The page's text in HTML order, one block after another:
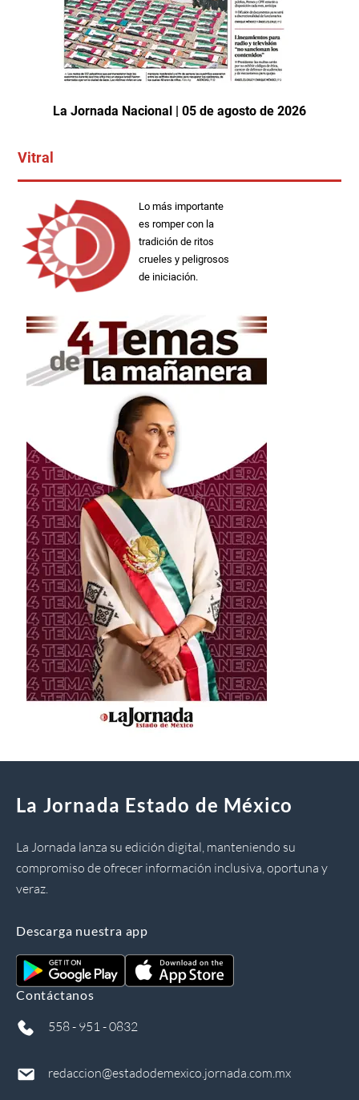
La Jornada Nacional | 05 de agosto de 2026
Vitral
Lo más importante
es romper con la
tradición de ritos
crueles y peligrosos
de iniciación.
La Jornada Estado de México
La Jornada lanza su edición digital, manteniendo su
compromiso de ofrecer información inclusiva, oportuna y
veraz.
Descarga nuestra app
Contáctanos
558 - 951 - 0832
redaccion@estadodemexico.jornada.com.mx